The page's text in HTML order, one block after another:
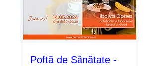
Poftă de Sănătate -